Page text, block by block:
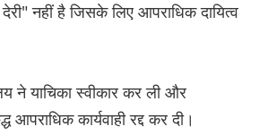
नहीं है जिसके लिए आपराधिक दायित्व
ने याचिका स्वीकार कर ली और
आपराधिक कार्यवाही रद्द कर दी।